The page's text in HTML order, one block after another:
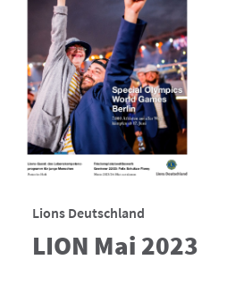
Lions Deutschland
LION Mai 2023